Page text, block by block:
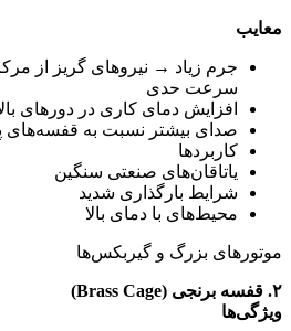
معایب
جرم زیاد → نیروهای گریز از
سرعت حدی
افزایش دمای کاری در دورهای
صدای بیشتر نسبت به قفسه‌های
کاربردها
یاتاقان‌های صنعتی سنگین
شرایط بارگذاری شدید
محیط‌های با دمای بالا
موتورهای بزرگ و گیربکس‌ها
۲. قفسه برنجی (Brass Cage)
ویژگی‌ها